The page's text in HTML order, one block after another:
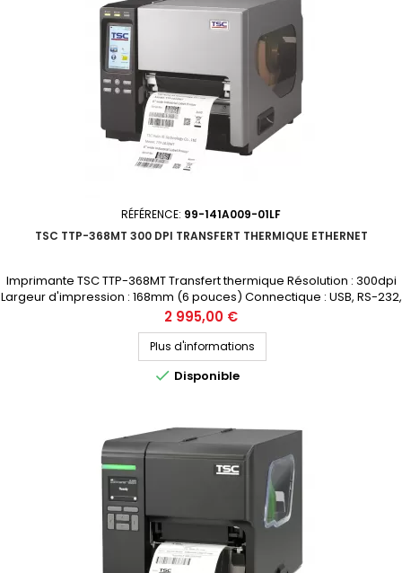
RÉFÉRENCE: 99-141A009-01LF
TSC TTP-368MT 300 DPI TRANSFERT THERMIQUE ETHERNET
Imprimante TSC TTP-368MT Transfert thermique Résolution : 300dpi
Largeur d'impression : 168mm (6 pouces) Connectique : USB, RS-232,
Parallèle, Ethernet Prix public (avant remise) : 2995€ HT Demandez
votre devis personnalisé
Prix
2 995,00 €
Plus d'informations
 Disponible